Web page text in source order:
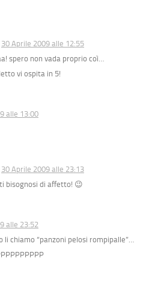
30 Aprile 2009 alle 12:55
spero non vada proprio coì…
vi ospita in 5!
alle 13:00
30 Aprile 2009 alle 23:13
bisognosi di affetto! 😉
alle 23:52
li chiamo “panzoni pelosi rompipalle”…